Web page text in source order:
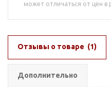
может отличаться от цен в
Отзывы о товаре (1)
Дополнительно